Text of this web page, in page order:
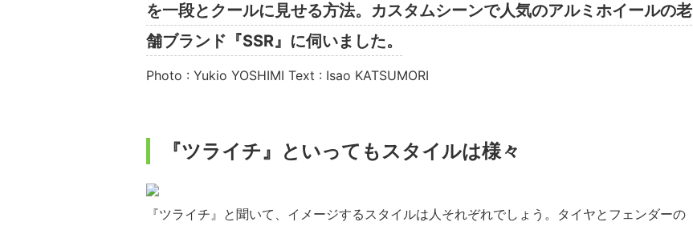
を一段とクールに見せる方法。カスタムシーンで人気のアルミホイールの老
舗ブランド『SSR』に伺いました。
Photo : Yukio YOSHIMI Text : Isao KATSUMORI
『ツライチ』といってもスタイルは様々
『ツライチ』と聞いて、イメージするスタイルは人それぞれでしょう。タイヤとフェンダーの